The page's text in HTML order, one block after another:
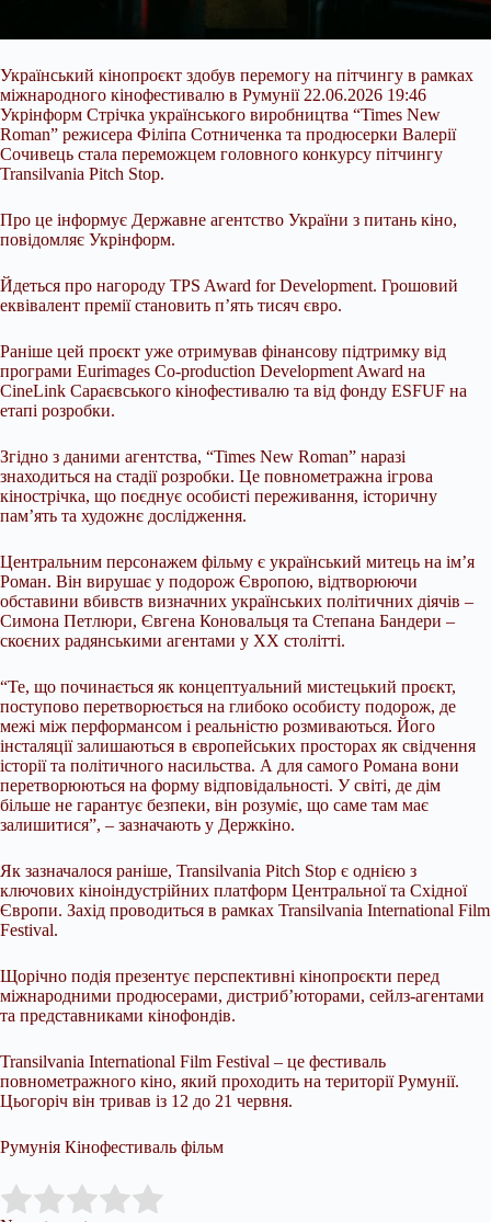
Український кінопроєкт здобув перемогу на пітчингу в рамках
міжнародного кінофестивалю в Румунії 22.06.2026 19:46
Укрінформ Стрічка українського виробництва “Times New
Roman” режисера Філіпа Сотниченка та продюсерки Валерії
Сочивець стала переможцем головного конкурсу пітчингу
Transіlvania Pitch Stop.
Про це інформує Державне агентство України з питань кіно,
повідомляє Укрінформ.
Йдеться про нагороду TPS Award for Development. Грошовий
еквівалент премії становить п’ять тисяч євро.
Раніше цей проєкт уже отримував фінансову підтримку від
програми Eurimages Co-production Development Award на
CineLink Сараєвського кінофестивалю та від фонду ESFUF на
етапі розробки.
Згідно з даними агентства, “Times New Roman” наразі
знаходиться на стадії розробки. Це повнометражна ігрова
кінострічка, що поєднує особисті переживання, історичну
пам’ять та художнє дослідження.
Центральним персонажем фільму є український митець на ім’я
Роман. Він вирушає у подорож Європою, відтворюючи
обставини вбивств визначних українських політичних діячів –
Симона Петлюри, Євгена Коновальця та Степана Бандери –
скоєних радянськими агентами у ХХ столітті.
“Те, що починається як концептуальний мистецький проєкт,
поступово перетворюється на глибоко особисту подорож, де
межі між перформансом і реальністю розмиваються. Його
інсталяції залишаються в європейських просторах як свідчення
історії та політичного насильства. А для самого Романа вони
перетворюються на форму відповідальності. У світі, де дім
більше не гарантує безпеки, він розуміє, що саме там має
залишитися”, – зазначають у Держкіно.
Як зазначалося раніше, Transіlvania Pitch Stop є однією з
ключових кіноіндустрійних платформ Центральної та Східної
Європи. Захід проводиться в рамках Transilvania International Film
Festival.
Щорічно подія презентує перспективні кінопроєкти перед
міжнародними продюсерами, дистриб’юторами, сейлз-агентами
та представниками кінофондів.
Transilvania International Film Festival – це фестиваль
повнометражного кіно, який проходить на території Румунії.
Цьогоріч він тривав із 12 до 21 червня.
Румунія Кінофестиваль фільм
Rate this item: